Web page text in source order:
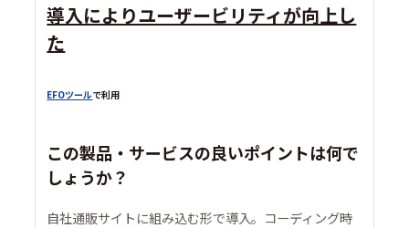
導入によりユーザービリティが向上し
た
EFOツールで利用
この製品・サービスの良いポイントは何で
しょうか？
自社通販サイトに組み込む形で導入。コーディング時